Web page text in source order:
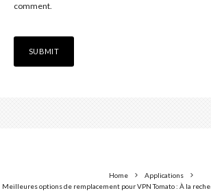
comment.
Home
Applications
Meilleures options de remplacement pour VPN Tomato : À la